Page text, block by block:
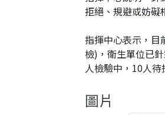
拒絕、規避或妨礙
指揮中心表示，目
檢)，衛生單位已
人檢驗中，10人待
圖片